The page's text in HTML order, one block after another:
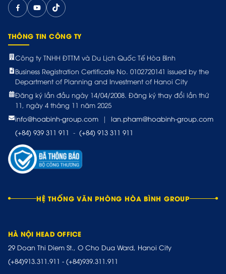
THÔNG TIN CÔNG TY
Công ty TNHH ĐTTM và Du Lịch Quốc Tế Hòa Bình
Business Registration Certificate No. 0102720141 issued by the
Department of Planning and Investment of Hanoi City
Đăng ký lần đầu ngày 14/04/2008. Đăng ký thay đổi lần thứ
11, ngày 4 tháng 11 năm 2025
info@hoabinh-group.com
|
lan.pham@hoabinh-group.com
(+84) 939 311 911 - (+84) 913 311 911
HỆ THỐNG VĂN PHÒNG HÒA BÌNH GROUP
HÀ NỘI HEAD OFFICE
29 Doan Thi Diem St., O Cho Dua Ward, Hanoi City
(+84)913.311.911 - (+84)939.311.911